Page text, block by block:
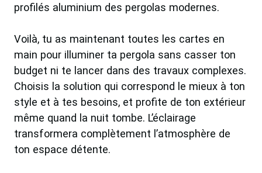
profilés aluminium des pergolas modernes.
Voilà, tu as maintenant toutes les cartes en
main pour illuminer ta pergola sans casser ton
budget ni te lancer dans des travaux complexes.
Choisis la solution qui correspond le mieux à ton
style et à tes besoins, et profite de ton extérieur
même quand la nuit tombe. L’éclairage
transformera complètement l’atmosphère de
ton espace détente.